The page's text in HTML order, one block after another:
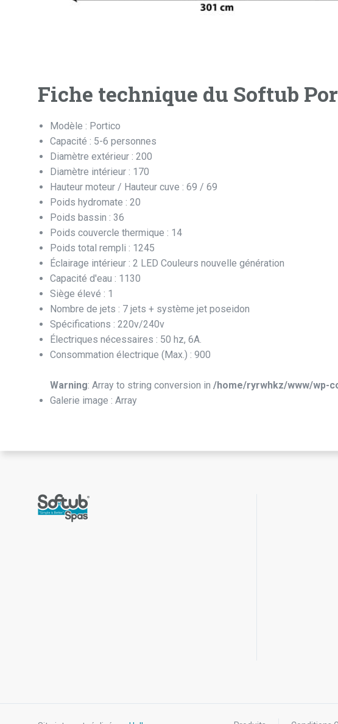
Fiche technique du Softub
Modèle : Portico
Capacité : 5-6 personnes
Diamètre extérieur : 200
Diamètre intérieur : 170
Hauteur moteur / Hauteur cuve : 69 / 69
Poids hydromate : 20
Poids bassin : 36
Poids couvercle thermique : 14
Poids total rempli : 1245
Éclairage intérieur : 2 LED Couleurs nouvelle génération
Capacité d'eau : 1130
Siège élevé : 1
Nombre de jets : 7 jets + système jet poseidon
Spécifications : 220v/240v
Électriques nécessaires : 50 hz, 6A.
Consommation électrique (Max.) : 900
Warning: Array to string conversion in /home/ryrwhkz/www/wp-
Galerie image : Array